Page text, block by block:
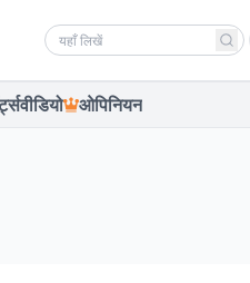
Search news
वीडियो ओपिनियन